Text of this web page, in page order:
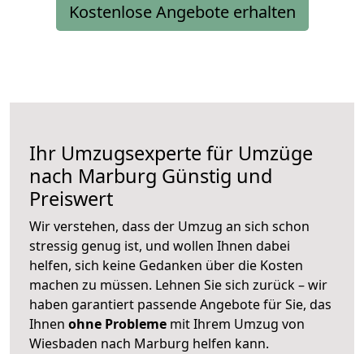
Kostenlose Angebote erhalten
Ihr Umzugsexperte für Umzüge
nach Marburg Günstig und
Preiswert
Wir verstehen, dass der Umzug an sich schon
stressig genug ist, und wollen Ihnen dabei
helfen, sich keine Gedanken über die Kosten
machen zu müssen. Lehnen Sie sich zurück – wir
haben garantiert passende Angebote für Sie, das
Ihnen ohne Probleme mit Ihrem Umzug von
Wiesbaden nach Marburg helfen kann.